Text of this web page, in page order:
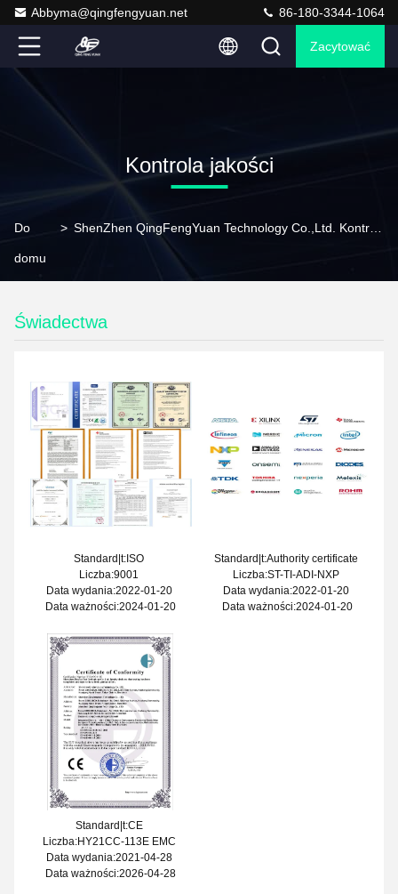
Abbyma@qingfengyuan.net 86-180-3344-1064
Zacytować
Kontrola jakości
Do
domu
>
Świadectwa
Standard|t:ISO
Liczba:9001
Data wydania:2022-01-20
Data ważności:2024-01-20
Standard|t:Authority certificate
Liczba:ST-TI-ADI-NXP
Data wydania:2022-01-20
Data ważności:2024-01-20
Standard|t:CE
Liczba:HY21CC-113E EMC
Data wydania:2021-04-28
Data ważności:2026-04-28